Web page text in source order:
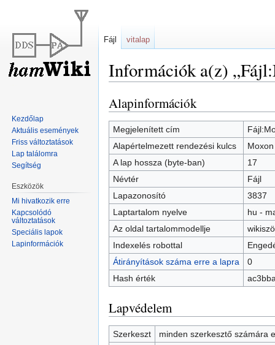
Információk a(z)
Ugrás
a
navigációhoz
Ugrás
a
kereséshez
Alapinformációk
Megjelenített cím
Alapértelmezett rendezési kulcs
A lap hossza (byte-ban)
17
Névtér
Fájl
Lapazonosító
3837
Laptartalom nyelve
hu -
Az oldal tartalommodellje
Indexelés robottal
Átirányítások száma erre a lapra
0
Hash érték
Lapvédelem
Szerkeszt
minden szerkesztő számára
Fájl vitalap
Kezdőlap
Aktuális események
Friss változtatások
Lap találomra
Segítség
Eszközök
Mi hivatkozik erre
Kapcsolódó
változtatások
Speciális lapok
Lapinformációk